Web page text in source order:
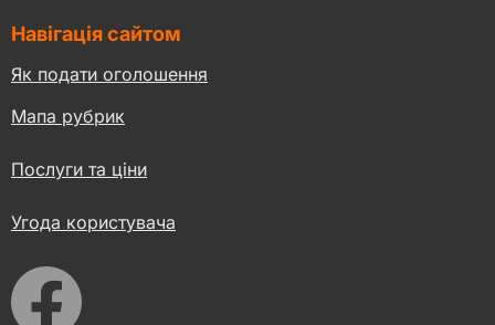
Навігація сайтом
Як подати оголошення
Мапа рубрик
Послуги та ціни
Угода користувача